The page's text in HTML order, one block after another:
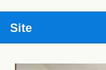
Site